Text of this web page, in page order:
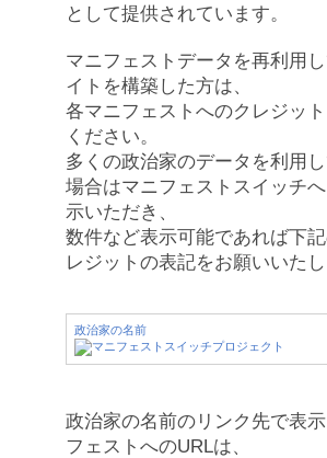
として提供されています。
マニフェストデータを再利用
イトを構築した方は、
各マニフェストへのクレジッ
ください。
多くの政治家のデータを利用
場合はマニフェストスイッチ
示いただき、
数件など表示可能であれば下
レジットの表記をお願いいたし
政治家の名前
政治家の名前のリンク先で表
フェストへのURLは、